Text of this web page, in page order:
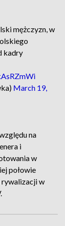
mężczyzn, w
kadry
March 19,
na
i
w
połowie
rywalizacji w